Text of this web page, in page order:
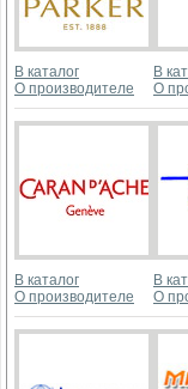
В каталог
О производителе
В
О
В каталог
О производителе
В
О